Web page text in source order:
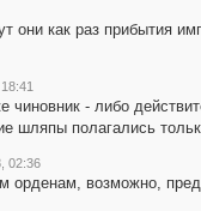
они как раз прибытия
- либо
шляпы полагались
02:36
орденам, возможно,